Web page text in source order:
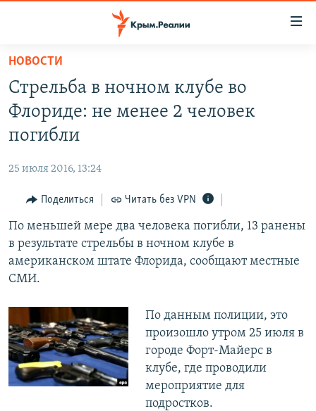
Вернуться
основному
содержанию
Вернутся
главной
Вернутся
поиску
СПЕЦПРОЕКТЫ
ГРУЗ 200
11 ЛЕТ ОККУПАЦИИ КРЫМА. 11 ИСТОРИЙ СОПРОТИВЛЕНИЯ
ВОДА
ЕЩЕ
ИНТЕРАКТИВ
ИНФОГРАФИКА
ТЕЛЕПРОЕКТ КРЫМ.РЕАЛИИ
СОВЕТЫ ПРАВОЗАЩИТНИКОВ
ПОБЕДИТЕЛЕЙ НЕ СУДЯТ?
КРЫМ.НЕПОКОРЕННЫЙ
ELIFBE
УКРАИНСКАЯ ПРОБЛЕМА КРЫМА
РАДІО СВОБОДА
КАК ОБОЙТИ БЛОКИРОВКУ
Українською
ПРИСОЕДИНЯЙТЕСЬ!
НОВОСТИ
Стрельба в ночном клубе во
Флориде: не менее 2 человек
погибли
25 июля 2016, 13:24
Поделиться Читать без VPN
По меньшей мере два человека погибли, 13 ранены
в результате стрельбы в ночном клубе в
американском штате Флорида, сообщают местные
СМИ.
По данным полиции, это
произошло утром 25 июля в
городе Форт-Майерс в
клубе, где проводили
мероприятие для
подростков.